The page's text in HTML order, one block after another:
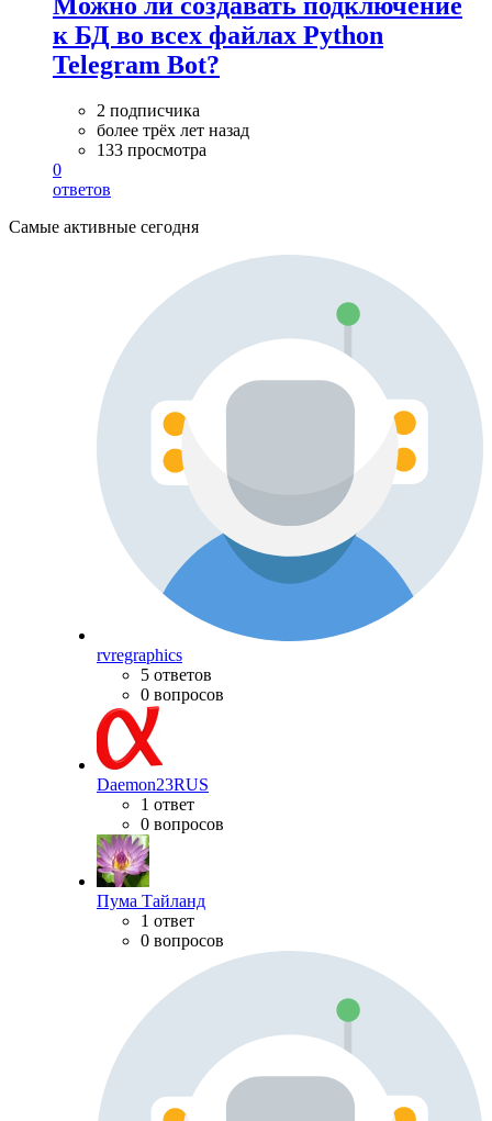
к БД во всех файлах Python
Telegram Bot?
2 подписчика
более трёх лет назад
133 просмотра
0
ответов
Самые активные сегодня
rvregraphics
5 ответов
0 вопросов
Daemon23RUS
1 ответ
0 вопросов
Пума Тайланд
1 ответ
0 вопросов